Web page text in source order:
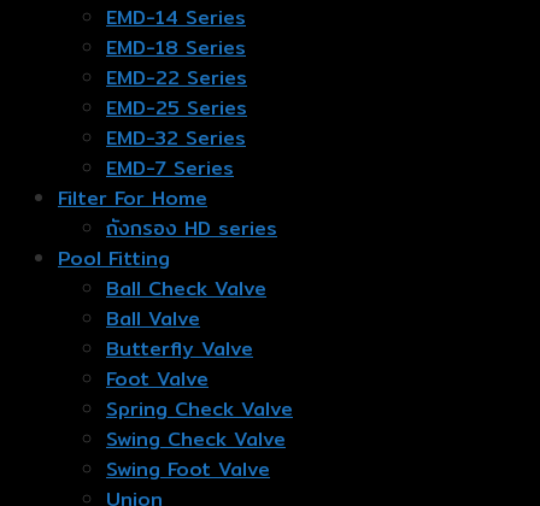
EMD-14 Series
EMD-18 Series
EMD-22 Series
EMD-25 Series
EMD-32 Series
EMD-7 Series
Filter For Home
ถังกรอง HD series
Pool Fitting
Ball Check Valve
Ball Valve
Butterfly Valve
Foot Valve
Spring Check Valve
Swing Check Valve
Swing Foot Valve
Union